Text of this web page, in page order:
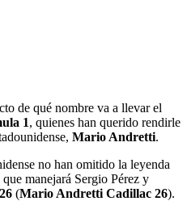
de qué nombre va a llevar el
1, quienes han querido rendirle
Mario Andretti.
no han omitido la leyenda
manejará Sergio Pérez y
(Mario Andretti Cadillac 26).